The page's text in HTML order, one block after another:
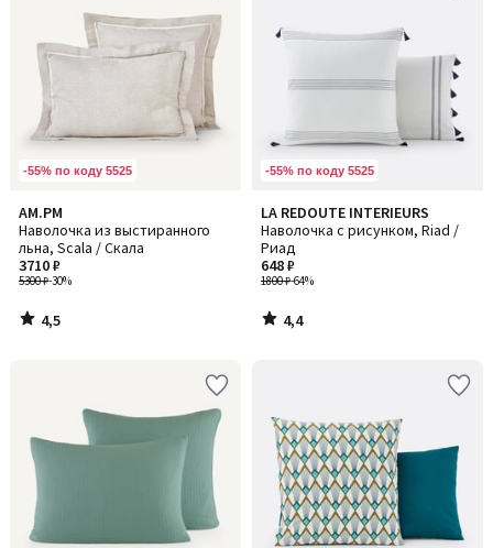
-55% по коду 5525
AM.PM
Наволочка из выстиранного
льна, Scala / Скала
5300 ₽-30%
3710 ₽
4,5
/ 5
4,5
/
-55% по коду 5525
LA REDOUTE INTERIEURS
Наволочка с рисунком, Riad /
Риад
1800 ₽-64%
648 ₽
4,4
/ 5
4,4
/